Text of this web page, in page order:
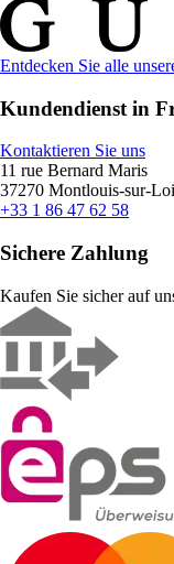
Entdecken Sie alle
Kundendienst in
Kontaktieren Sie uns
11 rue Bernard Maris
37270 Montlouis-sur-
+33 1 86 47 62 58
Sichere Zahlung
Kaufen Sie sicher auf